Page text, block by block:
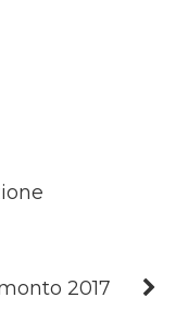
2017